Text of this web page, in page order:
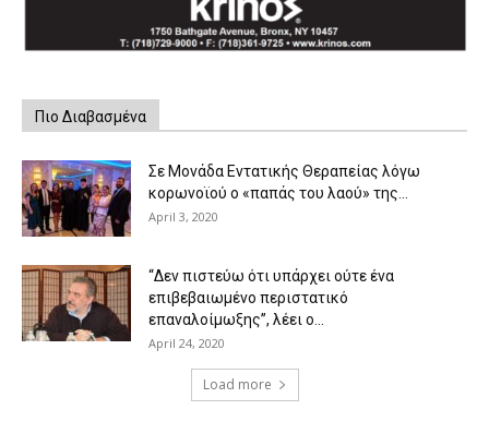
Πιο Διαβασμένα
Σε Μονάδα Εντατικής Θεραπείας λόγω
κορωνοϊού ο «παπάς του λαού» της...
April 3, 2020
“Δεν πιστεύω ότι υπάρχει ούτε ένα
επιβεβαιωμένο περιστατικό
επαναλοίμωξης”, λέει ο...
April 24, 2020
Load more